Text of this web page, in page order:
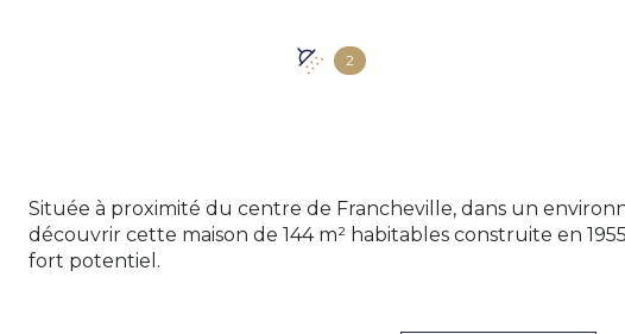
2
Située à proximité du centre de Francheville, dans un
découvrir cette maison de 144 m² habitables construite en
fort potentiel.